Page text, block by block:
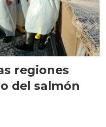
regiones
del salmón